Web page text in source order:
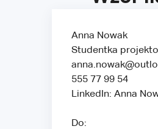
Anna Nowak
Studentka
555 77 99 54
LinkedIn: Anna
Do: